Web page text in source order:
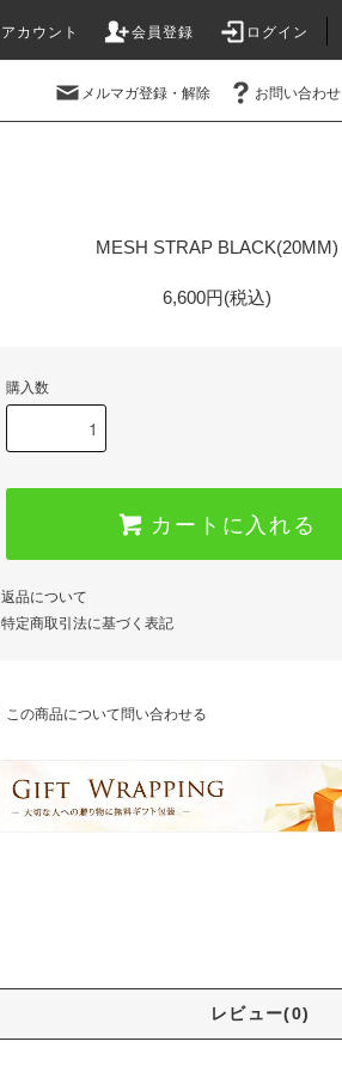
アカウント 会員登録 ログイン
メルマガ登録・解除 お問い合わせ
MESH STRAP BLACK(20MM)
6,600円(税込)
購入数
カートに入れる
返品について
特定商取引法に基づく表記
この商品について問い合わせる
レビュー(0)